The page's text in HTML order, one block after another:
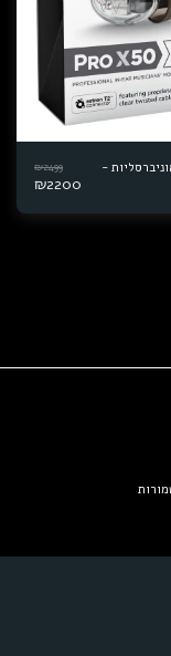
-
₪2499
₪2200